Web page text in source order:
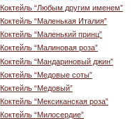
Коктейль “Любым другим именем”
Коктейль “Маленькая Италия”
Коктейль “Маленький принц”
Коктейль “Малиновая роза”
Коктейль “Мандариновый джин”
Коктейль “Медовые соты”
Коктейль “Медовый”
Коктейль “Мексиканская роза”
Коктейль “Милосердие”